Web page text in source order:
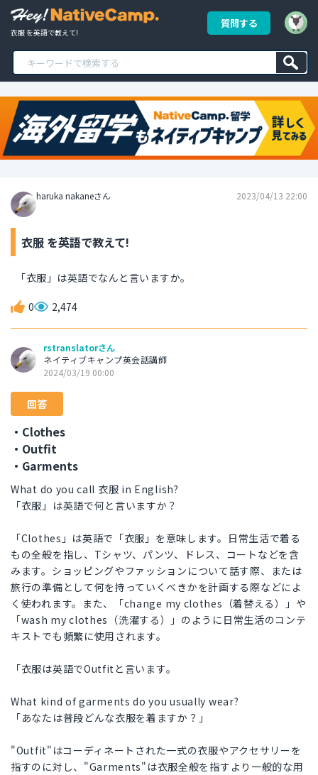
衣服 を英語で教えて!
質問する
haruka nakaneさん 2023/04/13 22:00
衣服 を英語で教えて!
「衣服」は英語でなんと言いますか。
0 2,474
rstranslatorさん
ネイティブキャンプ英会話講師
2024/03/19 00:00
回答
・Clothes
・Outfit
・Garments
What do you call 衣服 in English?
「衣服」は英語で何と言いますか？
「Clothes」は英語で「衣服」を意味します。日常生活で着る
もの全般を指し、Tシャツ、パンツ、ドレス、コートなどを含
みます。ショッピングやファッションについて話す際、または
旅行の準備として何を持っていくべきかを計画する際などによ
く使われます。また、「change my clothes（着替える）」や
「wash my clothes（洗濯する）」のように日常生活のコンテ
キストでも頻繁に使用されます。
「衣服は英語でOutfitと言います。
What kind of garments do you usually wear?
「あなたは普段どんな衣服を着ますか？」
"Outfit"はコーディネートされた一式の衣服やアクセサリーを
指すのに対し、"Garments"は衣服全般を指すより一般的な用